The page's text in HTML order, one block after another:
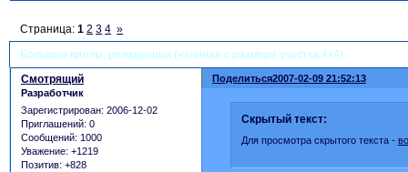
Большие виллы, резиденции (начиная с размера участка 4х4)
Страница:1 2 3 4 »
Поделиться2007-02-09 21:52:13
Смотрящий
Разработчик
Зарегистрирован: 2006-12-02
Приглашений: 0
Сообщений: 1000
Уважение: +1219
Позитив: +828
Скрытый текст:
Для просмотра скрытого текста -